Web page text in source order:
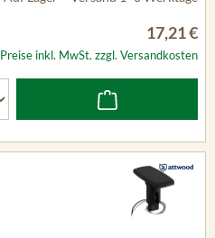
17,21 €
Preise inkl. MwSt. zzgl. Versandkosten